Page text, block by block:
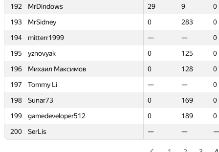
192
MrDindows 29 9
0
193
MrSidney 0 283
0
194
mitterr1999 — —
0
195
yznovyak 0 125
0
196
Михаил Максимов 0 128
0
197
Tommy Li — —
0
198
Sunar73 0 169
0
199
gamedeveloper512 0 189
0
200
SerLis — — —
192
MrDindows 29 9
0
193
MrSidney 0 283
0
194
mitterr1999 — —
0
195
yznovyak 0 125
0
196
Михаил Максимов 0 128
0
197
Tommy Li — —
0
198
Sunar73 0 169
0
199
gamedeveloper512 0 189
0
200
SerLis — — —